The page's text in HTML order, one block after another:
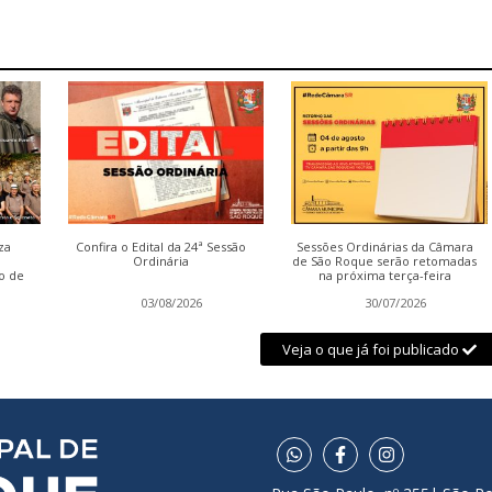
de
Confira o Edital da 24ª Sessão
Ordinária
03/08/2026
Sessões Ordinárias da Câmara
de São Roque serão retomadas
na próxima terça-feira
30/07/2026
Veja o que já foi publicado